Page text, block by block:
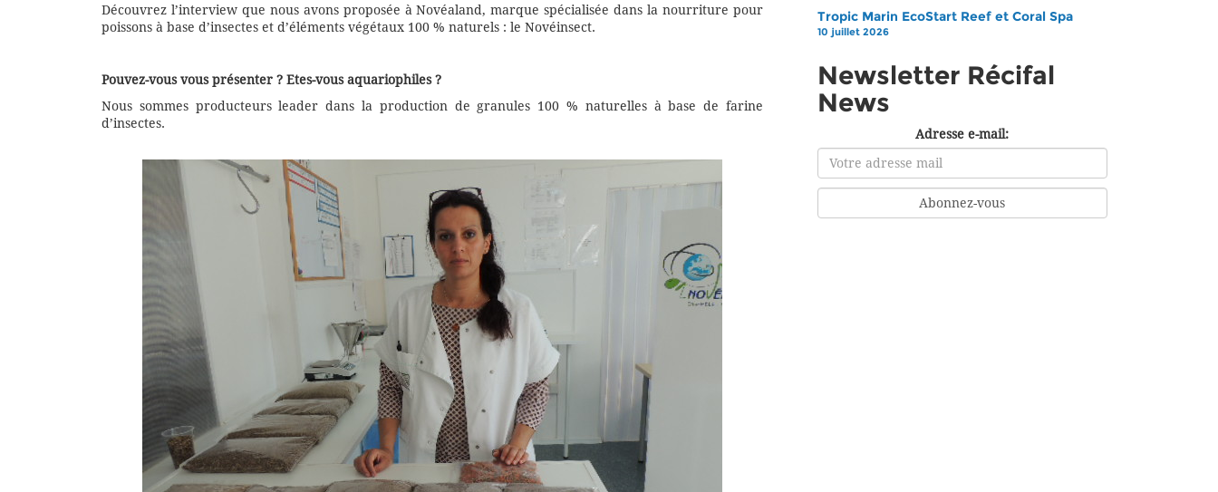
Découvrez l’interview que nous avons proposée à Novéaland, marque spécialisée dans la nourriture pour
poissons à base d’insectes et d’éléments végétaux 100 % naturels : le Novéinsect.
Pouvez-vous vous présenter ? Etes-vous aquariophiles ?
Nous sommes producteurs leader dans la production de granules 100 % naturelles à base de farine
d’insectes.
Tropic Marin EcoStart Reef et Coral Spa
10 juillet 2026
Newsletter Récifal
News
Adresse e-mail: